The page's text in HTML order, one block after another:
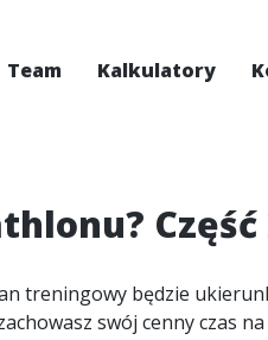
Team Kalkulatory
Część
treningowy będzie
swój cenny czas